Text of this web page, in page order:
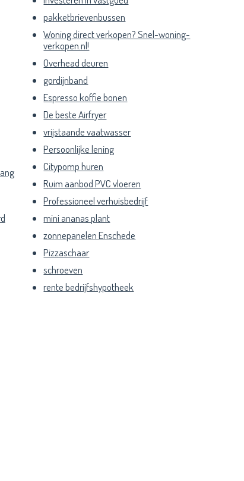
pakketbrievenbussen
Woning direct verkopen? Snel-woning-
verkopen.nl!
Overhead deuren
gordijnband
Espresso koffie bonen
De beste Airfryer
vrijstaande vaatwasser
Persoonlijke lening
Citypomp huren
Ruim aanbod PVC vloeren
Professioneel verhuisbedrijf
mini ananas plant
zonnepanelen Enschede
Pizzaschaar
schroeven
rente bedrijfshypotheek